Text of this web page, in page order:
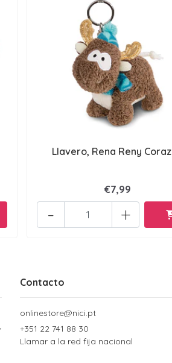
Llavero, Rena Reny
€7,99
+
-
Contacto
onlinestore@nici.pt
+351 22 741 88 30
Llamar a la red fija nacional